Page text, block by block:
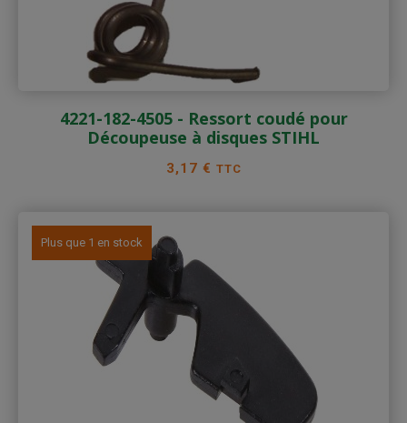
4221-182-4505 - Ressort coudé pour
Découpeuse à disques STIHL
Prix
3,17 € TTC
Plus que 1 en stock